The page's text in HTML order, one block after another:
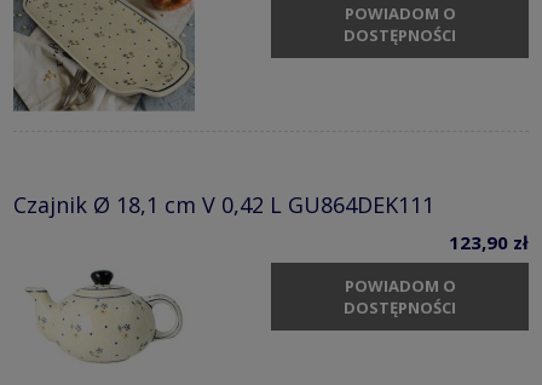
POWIADOM O
DOSTĘPNOŚCI
Czajnik Ø 18,1 cm V 0,42 L GU864DEK111
123,90 zł
POWIADOM O
DOSTĘPNOŚCI